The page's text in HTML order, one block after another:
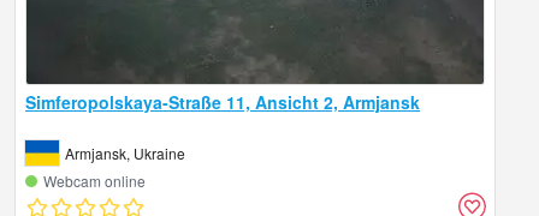
Simferopolskaya-Straße 11, Ansicht 2, Armjansk
Armjansk, Ukraine
Webcam online